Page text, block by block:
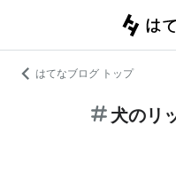
はてなブログ トップ
犬のリ